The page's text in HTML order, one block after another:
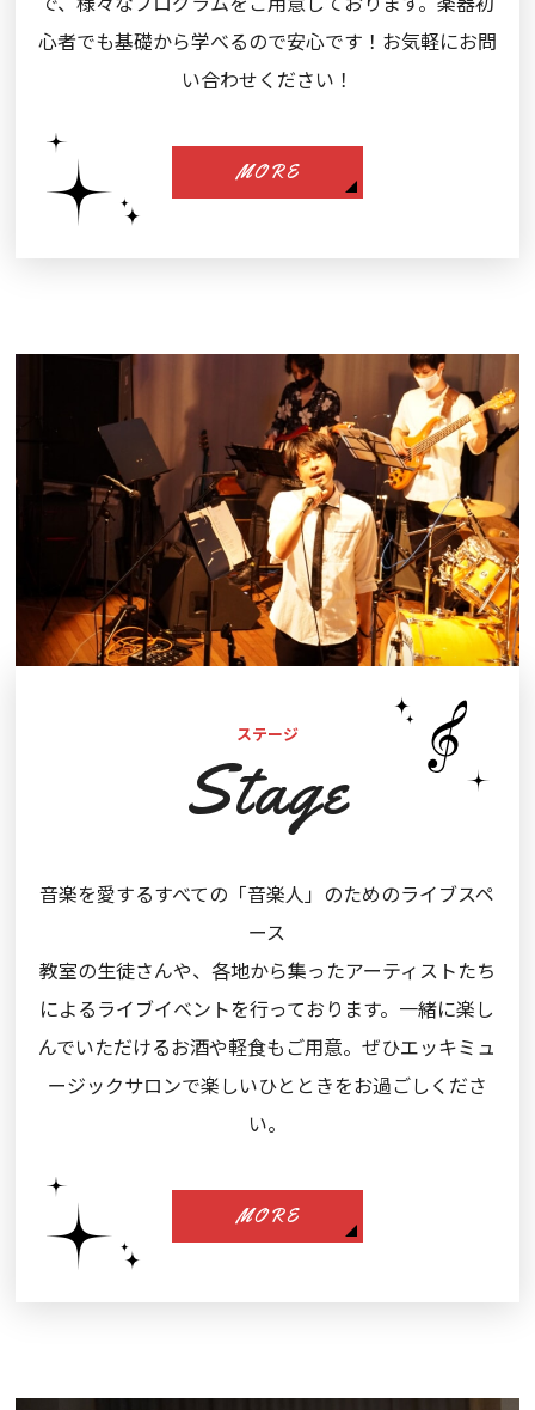
心者でも基礎から学べるので安心です！お気軽にお問
い合わせください！
MORE
ステージ
Stage
音楽を愛するすべての「音楽人」のためのライブスペ
ース
教室の生徒さんや、各地から集ったアーティストたち
によるライブイベントを行っております。一緒に楽し
んでいただけるお酒や軽食もご用意。ぜひエッキミュ
ージックサロンで楽しいひとときをお過ごしくださ
い。
MORE